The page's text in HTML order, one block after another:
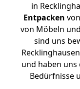
in
Entpacken von
von Möbeln
sind uns
und haben
Bedürfnisse